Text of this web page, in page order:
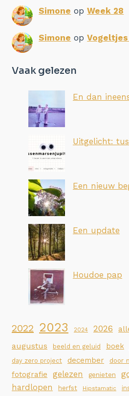
Simone opWeek 28
Simone op
Vaak gelezen
En dan
Uitgelicht:
Een nieuw
Een update
Houdoe pap
2022 2023 2024 2026
augustus beeld en geluid boek
day zero project december door
fotografie gelezen genieten
hardlopen herfst Hipstamatic